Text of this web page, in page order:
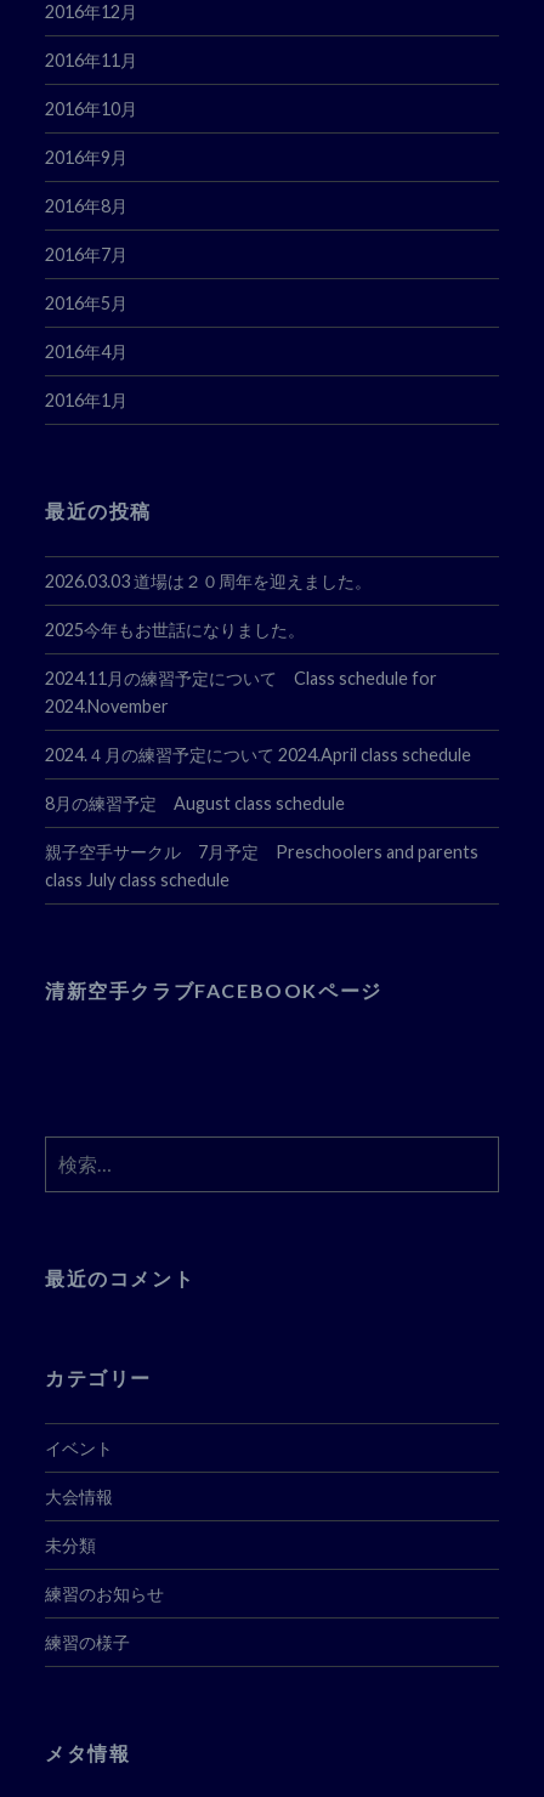
2016年12月
2016年11月
2016年10月
2016年9月
2016年8月
2016年7月
2016年5月
2016年4月
2016年1月
最近の投稿
2026.03.03 道場は２０周年を迎えました。
2025今年もお世話になりました。
2024.11月の練習予定について Class schedule for
2024.November
2024.４月の練習予定について 2024.April class schedule
8月の練習予定 August class schedule
親子空手サークル 7月予定 Preschoolers and parents
class July class schedule
清新空手クラブFACEBOOKページ
索:
最近のコメント
カテゴリー
イベント
大会情報
未分類
練習のお知らせ
練習の様子
メタ情報